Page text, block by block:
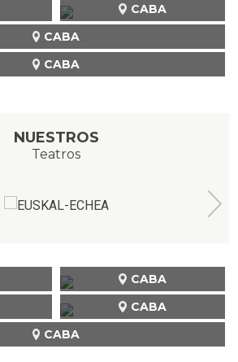
CABA
CABA
CABA
NUESTROS
Teatros
CABA
CABA
CABA